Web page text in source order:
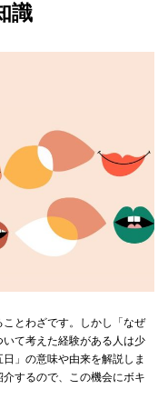
識
ことわざです。しかし「なぜ
て考えた経験がある人は少
」の意味や由来を解説しま
するので、この機会にボキ